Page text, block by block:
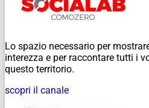
Lo spazio necessario per
interezza e per raccontare tutti i
questo territorio.
scopri il canale